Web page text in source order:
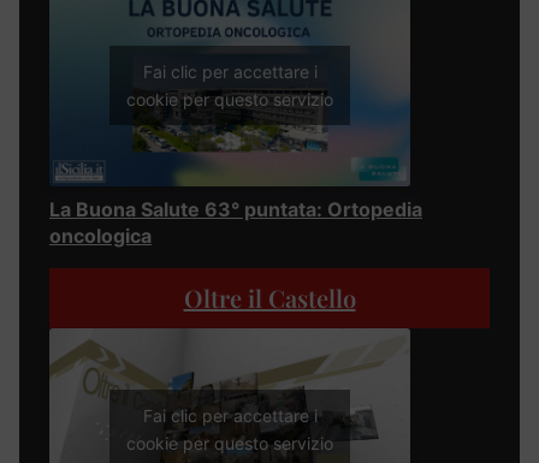
Fai clic per accettare i
cookie per questo servizio
La Buona Salute 63° puntata: Ortopedia
oncologica
Oltre il Castello
Fai clic per accettare i
cookie per questo servizio